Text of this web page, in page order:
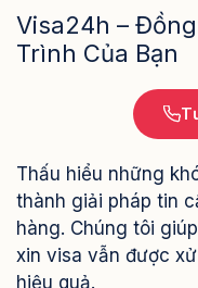
Visa24h –
Trình Của Bạn
Thấu hiểu những
thành giải pháp tin
hàng. Chúng tôi
xin visa vẫn được
hiệu quả.